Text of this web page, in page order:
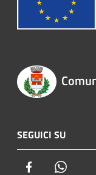
SEGUICI SU
Facebook